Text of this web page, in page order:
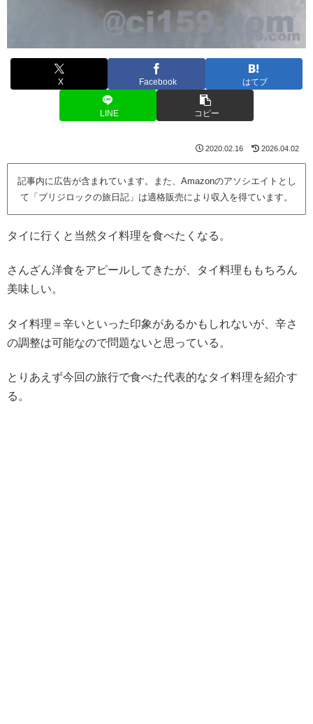
X Facebook はてブ
LINE コピー
2020.02.16 2026.04.02
記事内に広告が含まれています。また、Amazonのアソシエイトとし
て「ブリジロックの旅日記」は適格販売により収入を得ています。
タイに行くと当然タイ料理を食べたくなる。
さんざん洋食をアピールしてきたが、タイ料理ももちろん
美味しい。
タイ料理＝辛いといった印象があるかもしれないが、辛さ
の調整は可能なので問題ないと思っている。
とりあえず今回の旅行で食べた代表的なタイ料理を紹介す
る。